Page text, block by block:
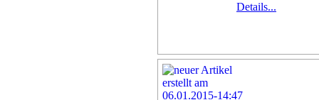
Details...